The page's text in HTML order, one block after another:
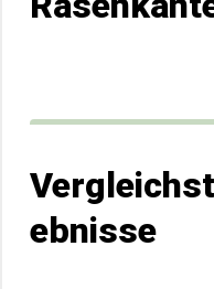
ebnisse